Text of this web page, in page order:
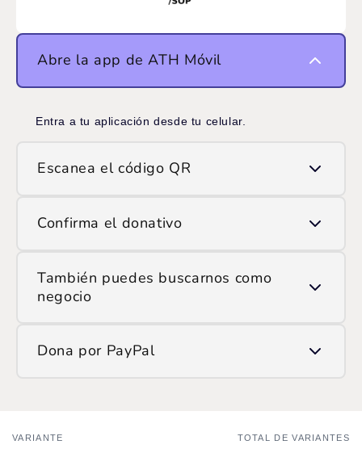
Abre la app de ATH Móvil
Entra a tu aplicación desde tu celular.
Escanea el código QR
Usa la opción de escanear QR y apunta la cámara
Confirma el donativo
Ingresa el monto que deseas donar y confirma la
transacción.
También puedes buscarnos como
negocio
Si prefieres hacerlo manualmente, encuéntranos en
ATH Móvil como:
Dona por PayPal
Tu
VARIANTE TOTAL DE VARIANTES